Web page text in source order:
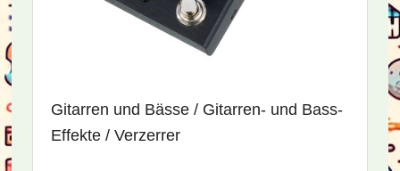
Gitarren und Bässe / Gitarren- und Bass-
Effekte / Verzerrer